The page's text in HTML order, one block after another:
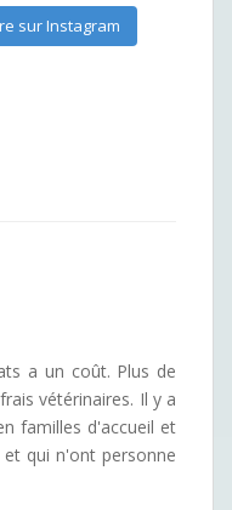
sur Instagram
a un coût. Plus de
vétérinaires. Il y a
familles d'accueil et
qui n'ont personne